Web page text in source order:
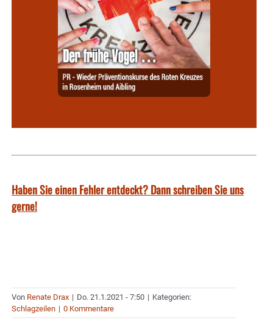
Haben Sie einen Fehler entdeckt? Dann schreiben Sie uns
gerne!
Von Renate Drax | Do. 21.1.2021 - 7:50 | Kategorien:
Schlagzeilen | 0 Kommentare